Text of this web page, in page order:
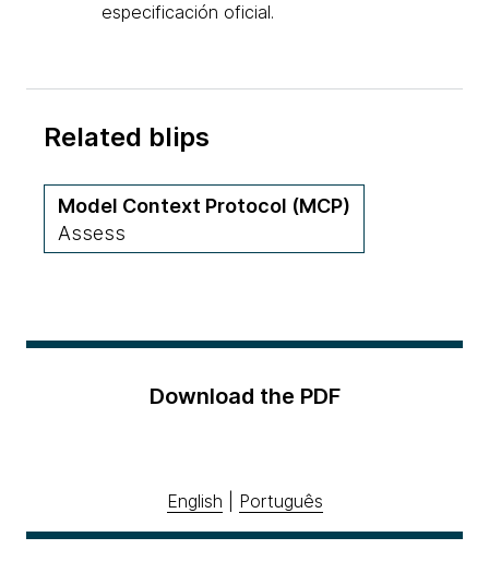
especificación oficial.
Related blips
Model Context Protocol (MCP)
Assess
Download the PDF
English Português